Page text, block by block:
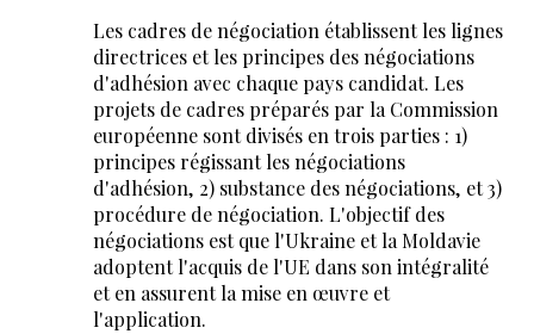
Les cadres de négociation établissent les lignes
directrices et les principes des négociations
d'adhésion avec chaque pays candidat. Les
projets de cadres préparés par la Commission
européenne sont divisés en trois parties : 1)
principes régissant les négociations
d'adhésion, 2) substance des négociations, et 3)
procédure de négociation. L'objectif des
négociations est que l'Ukraine et la Moldavie
adoptent l'acquis de l'UE dans son intégralité
et en assurent la mise en œuvre et
l'application.